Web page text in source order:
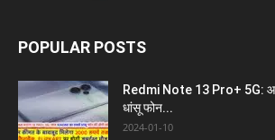
POPULAR POSTS
Redmi Note 13 Pro+ 5G:
धांसू फोन...
2024-01-10